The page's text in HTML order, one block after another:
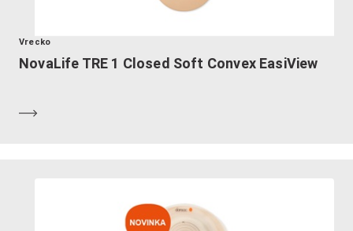
Vrecko
NovaLife TRE 1 Closed Soft Convex EasiView